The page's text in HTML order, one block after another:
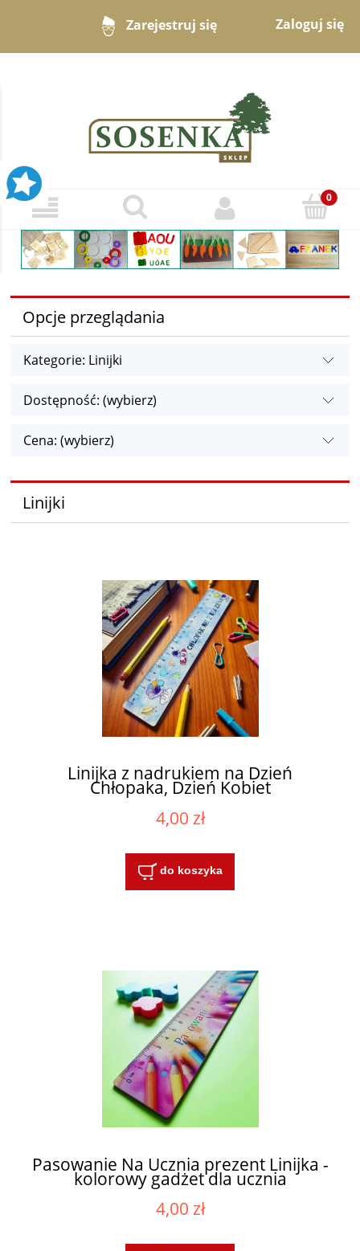
Zarejestruj się Zaloguj się
Opcje przeglądania
Kategorie: Linijki
Dostępność: (wybierz)
Cena: (wybierz)
Linijki
Linijka z nadrukiem na Dzień
Chłopaka, Dzień Kobiet
4,00 zł
do koszyka
Pasowanie Na Ucznia prezent Linijka -
kolorowy gadżet dla ucznia
4,00 zł